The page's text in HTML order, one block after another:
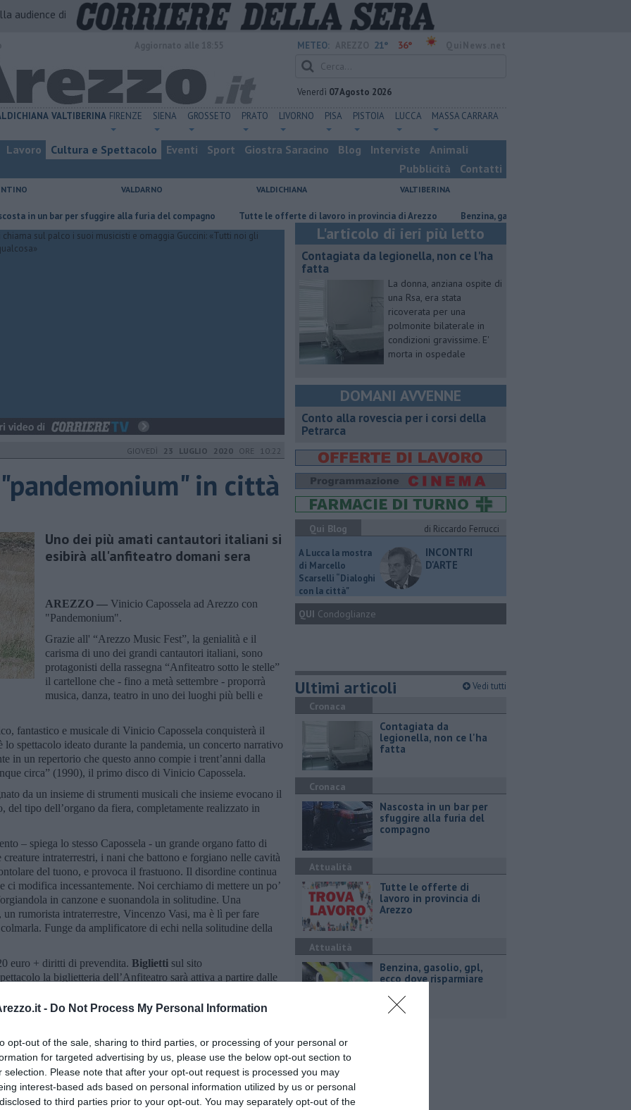
- Do Not Process My Personal Information
opt-out of the sale, sharing to third parties, or processing of your personal or
for targeted advertising by us, please use the below opt-out section to
selection. Please note that after your opt-out request is processed you may
interest-based ads based on personal information utilized by us or personal
to third parties prior to your opt-out. You may separately opt-out of the
audience di
METEO: 21° 36°
Venerdì 07 Agosto 2026
VALTIBERINA FIRENZE SIENA GROSSETO PRATO LIVORNO PISA PISTOIA LUCCA MASSA CARRARA
Lavoro Cultura e Spettacolo Eventi Sport Giostra Saracino Blog Interviste
Animali
Pubblicità
Contatti
VALDARNO VALDICHIANA VALTIBERINA
bar per sfuggire alla furia del compagno ​Tutte le offerte di lavoro in provincia di Arezzo ​Benzina, gasolio, gpl, ecco dove risparmiare
GIOVEDÌ 23 LUGLIO 2020 ORE 10:22
in città
Uno dei più amati cantautori italiani si
esibirà all'anfiteatro domani sera
AREZZO — Vinicio Capossela ad Arezzo con
"Pandemonium".
Grazie all' “Arezzo Music Fest”, la genialità e il
carisma di uno dei grandi cantautori italiani, sono
protagonisti della rassegna “Anfiteatro sotto le stelle”
il cartellone che - fino a metà settembre - proporrà
musica, danza, teatro in uno dei luoghi più belli e
fantastico e musicale di Vinicio Capossela conquisterà il
spettacolo ideato durante la pandemia, un concerto narrativo
in un repertorio che questo anno compie i trent’anni dalla
circa” (1990), il primo disco di Vinicio Capossela.
da un insieme di strumenti musicali che insieme evocano il
del tipo dell’organo da fiera, completamente realizzato in
– spiega lo stesso Capossela - un grande organo fatto di
intraterrestri, i nani che battono e forgiano nelle cavità
del tuono, e provoca il frastuono. Il disordine continua
modifica incessantemente. Noi cerchiamo di mettere un po’
in canzone e suonandola in solitudine. Una
rumorista intraterrestre, Vincenzo Vasi, ma è lì per fare
Funge da amplificatore di echi nella solitudine della
euro + diritti di prevendita. Biglietti sul sito
la biglietteria dell’Anfiteatro sarà attiva a partire dalle
voluto da Comune di Arezzo e Fondazione Guido d’Arezzo e
musei della Toscana, con la collaborazione della
Spa. Con il contributo di Camera di Commercio Arezzo-
L'articolo di ieri più letto
Contagiata da legionella, non ce l'ha
fatta
La donna, anziana ospite di
una Rsa, era stata
ricoverata per una
polmonite bilaterale in
condizioni gravissime. E'
morta in ospedale
DOMANI AVVENNE
​Conto alla rovescia per i corsi della
Petrarca
Qui Blog
di Riccardo Ferrucci
A Lucca la mostra
di Marcello
Scarselli “Dialoghi
con la città"
INCONTRI
D'ARTE
QUI Condoglianze
Ultimi articoli Vedi tutti
Cronaca
Contagiata da
legionella, non ce l'ha
fatta
Cronaca
Nascosta in un bar per
sfuggire alla furia del
compagno
Attualità
​Tutte le offerte di
lavoro in provincia di
Arezzo
Attualità
​Benzina, gasolio, gpl,
ecco dove risparmiare